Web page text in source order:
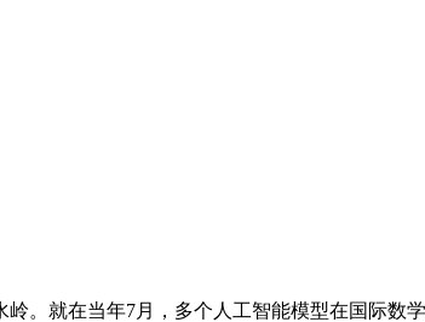
岭。就在当年7月，多个人工智能模型在国际